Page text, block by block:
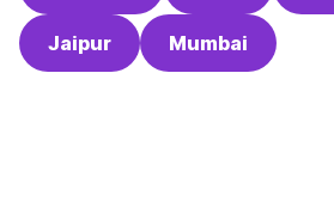
Jaipur Mumbai